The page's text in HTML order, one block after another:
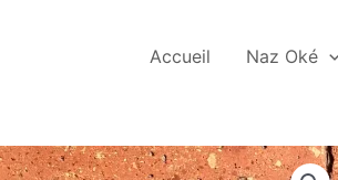
Accueil Naz Oké